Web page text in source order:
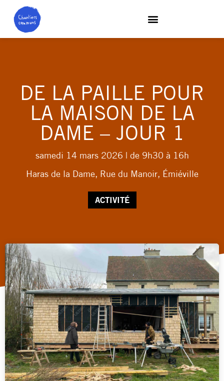
DE LA PAILLE POUR
LA MAISON DE LA
DAME – JOUR 1
samedi 14 mars 2026 | de 9h30 à 16h
Haras de la Dame, Rue du Manoir, Émiéville
ACTIVITÉ